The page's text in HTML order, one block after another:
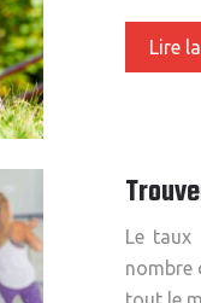
Lire
Le taux
nombre